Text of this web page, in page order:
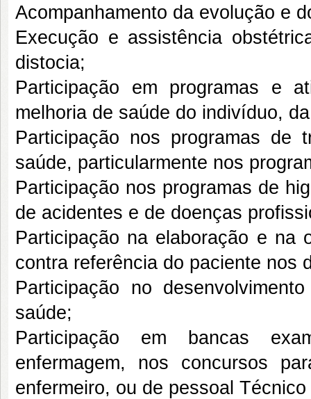
Acompanhamento da evolução e
Execução e assistência
distocia;
Participação em programas e
melhoria de saúde do indivíduo,
Participação nos programas de
saúde, particularmente nos
Participação nos programas de
de acidentes e de doenças
Participação na elaboração e na
contra referência do paciente nos
Participação no
saúde;
Participação em bancas
enfermagem, nos concursos
enfermeiro, ou de pessoal